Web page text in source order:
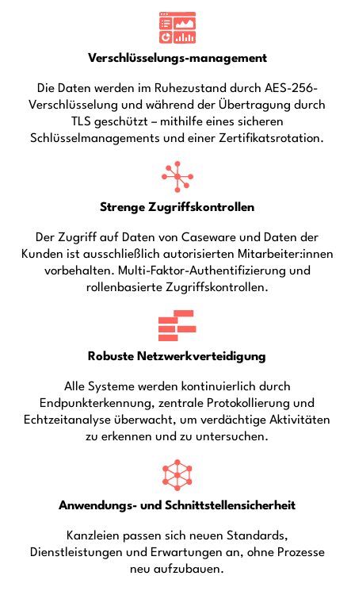
Verschlüsselungs-management
Die Daten werden im Ruhezustand durch AES-256-
Verschlüsselung und während der Übertragung durch
TLS geschützt – mithilfe eines sicheren
Schlüsselmanagements und einer Zertifikatsrotation.
Strenge Zugriffskontrollen
Der Zugriff auf Daten von Caseware und Daten der
Kunden ist ausschließlich autorisierten Mitarbeiter:innen
vorbehalten. Multi-Faktor-Authentifizierung und
rollenbasierte Zugriffskontrollen.
Robuste Netzwerkverteidigung
Alle Systeme werden kontinuierlich durch
Endpunkterkennung, zentrale Protokollierung und
Echtzeitanalyse überwacht, um verdächtige Aktivitäten
zu erkennen und zu untersuchen.
Anwendungs- und Schnittstellensicherheit
Kanzleien passen sich neuen Standards,
Dienstleistungen und Erwartungen an, ohne Prozesse
neu aufzubauen.